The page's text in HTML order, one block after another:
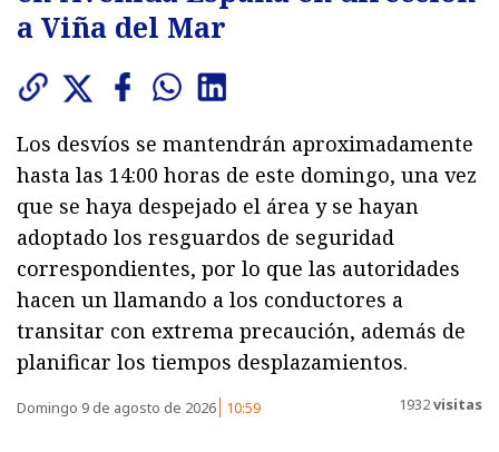
a Viña del Mar
Los desvíos se mantendrán aproximadamente
hasta las 14:00 horas de este domingo, una vez
que se haya despejado el área y se hayan
adoptado los resguardos de seguridad
correspondientes, por lo que las autoridades
hacen un llamando a los conductores a
transitar con extrema precaución, además de
planificar los tiempos desplazamientos.
Domingo 9 de agosto de 2026 10:59 1932visitas